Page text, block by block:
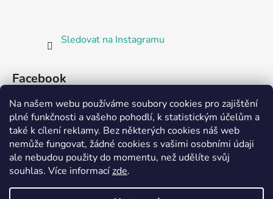
Na našem webu používáme soubory cookies pro zajištění
plné funkčnosti a vašeho pohodlí, k statistickým účelům a
také k cílení reklamy. Bez některých cookies náš web
nemůže fungovat, žádné cookies s vašimi osobními údaji
ale nebudou použity do momentu, než udělíte svůj
souhlas. Více informacízde.
Sledovat na Instagramu
Facebook
Partnerská prodejna Barefoot Plzeň